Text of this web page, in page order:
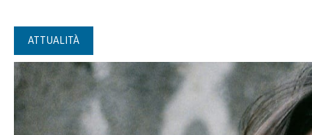
ATTUALITÀ